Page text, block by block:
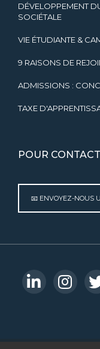
DÉVELOPPEMENT
SOCIÉTALE
VIE ÉTUDIANTE &
9 RAISONS DE
ADMISSIONS :
TAXE
POUR
📧 ENVOYEZ-NOUS